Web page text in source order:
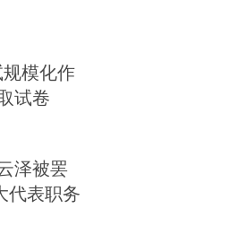
规模化作
试卷
泽被罢
代表职务